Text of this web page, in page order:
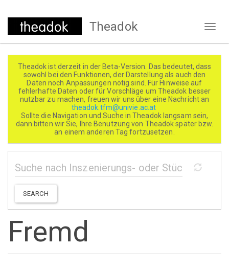
Direkt
Theadok
Theadok ist derzeit in der Beta-Version. Das bedeutet, dass
sowohl bei den Funktionen, der Darstellung als auch den
Daten noch Anpassungen nötig sind. Für Hinweise auf
fehlerhafte Daten oder für Vorschläge um Theadok besser
nutzbar zu machen, freuen wir uns über eine Nachricht an
theadok.tfm@univie.ac.at
Sollte die Navigation und Suche in Theadok langsam sein,
dann bitten wir Sie, Ihre Benutzung von Theadok später bzw.
an einem anderen Tag fortzusetzen.
SEARCH
Fremd